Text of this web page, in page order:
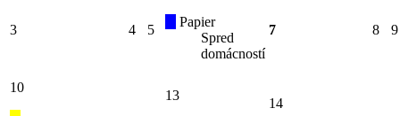
3 4 5
Papier
Spred
domácností
7 8 9
10
13
14